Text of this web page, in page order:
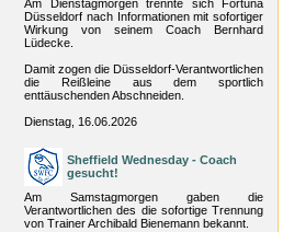
Am Dienstagmorgen trennte sich Fortuna
Düsseldorf nach Informationen mit sofortiger
Wirkung von seinem Coach Bernhard
Lüdecke.
Damit zogen die Düsseldorf-Verantwortlichen
die Reißleine aus dem sportlich
enttäuschenden Abschneiden.
Dienstag, 16.06.2026
Sheffield Wednesday - Coach
gesucht!
Am Samstagmorgen gaben die
Verantwortlichen des die sofortige Trennung
von Trainer Archibald Bienemann bekannt.